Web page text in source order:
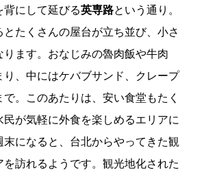
にして延びる英専路という通り。
とたくさんの屋台が立ち並び、小さ
ります。おなじみの魯肉飯や牛肉
り、中にはケバブサンド、クレープ
。このあたりは、安い食堂もたく
民が気軽に外食を楽しめるエリアに
末になると、台北からやってきた観
訪れるようです。観光地化された